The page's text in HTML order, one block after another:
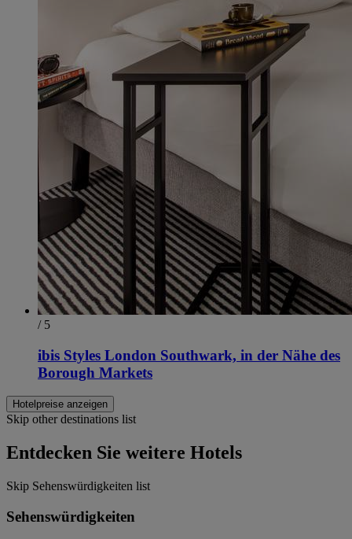
/ 5
ibis Styles London Southwark, in der Nähe des
Borough Markets
Hotelpreise anzeigen
Skip other destinations list
Entdecken Sie weitere Hotels
Skip Sehenswürdigkeiten list
Sehenswürdigkeiten